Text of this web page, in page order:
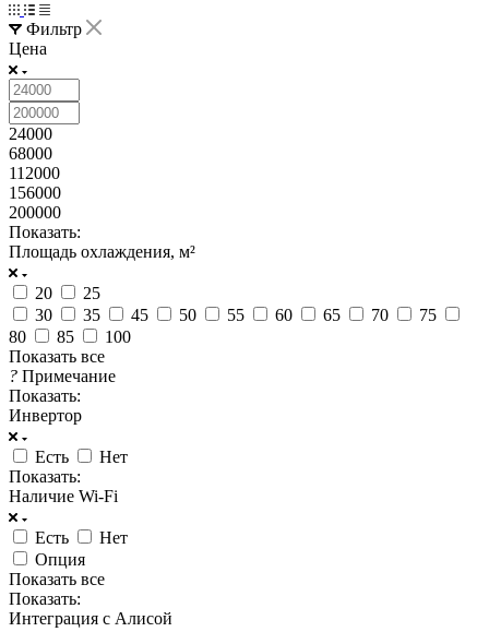
Фильтр
Цена
24000
68000
112000
156000
200000
Показать:
Площадь охлаждения, м²
20
25
30
35 45 50 55 60 65 70
75
80
85
100
Показать все
? Примечание
Показать:
Инвертор
Есть
Нет
Показать:
Наличие Wi-Fi
Есть
Нет
Опция
Показать все
Показать:
Интеграция с Алисой